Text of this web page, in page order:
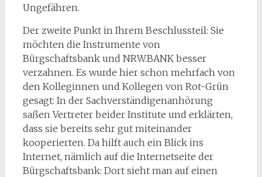
Ungefähren.
Der zweite Punkt in Ihrem Beschlussteil: Sie
möchten die Instrumente von
Bürgschaftsbank und NRW.BANK besser
verzahnen. Es wurde hier schon mehrfach von
den Kolleginnen und Kollegen von Rot-Grün
gesagt: In der Sachverständigenanhörung
saßen Vertreter beider Institute und erklärten,
dass sie bereits sehr gut miteinander
kooperierten. Da hilft auch ein Blick ins
Internet, nämlich auf die Internetseite der
Bürgschaftsbank: Dort sieht man auf einen